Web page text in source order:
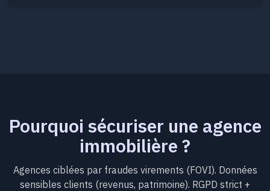
Pourquoi sécuriser une agence
immobilière ?
Agences ciblées par fraudes virements (FOVI). Données
sensibles clients (revenus, patrimoine). RGPD strict +